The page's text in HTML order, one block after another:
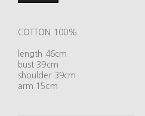
COTTON 100%
length 46cm
bust 39cm
shoulder 39cm
arm 15cm